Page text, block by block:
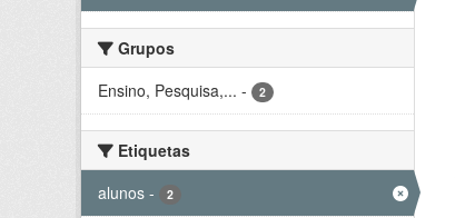
Grupos
Ensino, Pesquisa,... - 2
Etiquetas
alunos - 2